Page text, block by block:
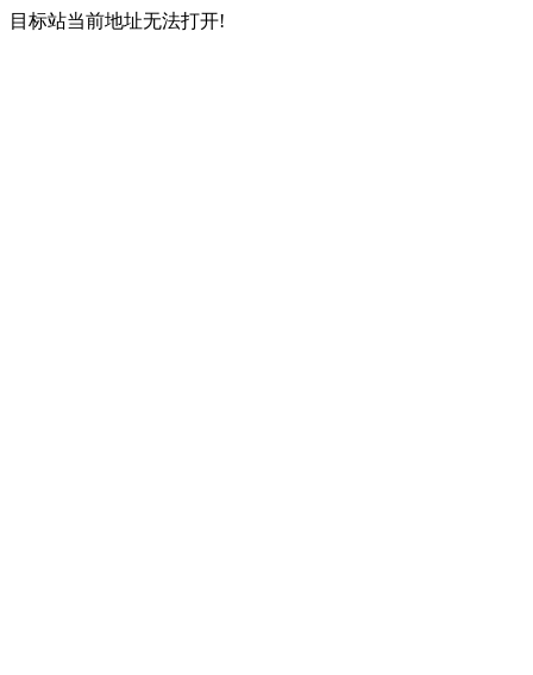
目标站当前地址无法打开!